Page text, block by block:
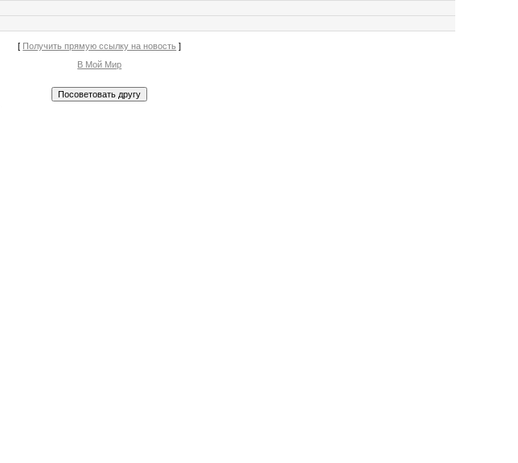
[ Получить прямую ссылку на новость ]
В Мой Мир